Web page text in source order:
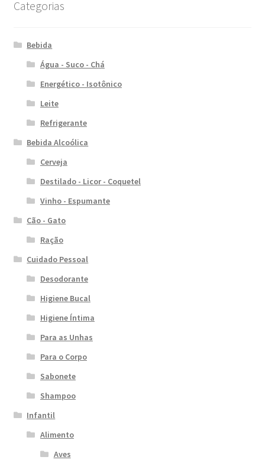
Categorias
Bebida
Água - Suco - Chá
Energético - Isotônico
Leite
Refrigerante
Bebida Alcoólica
Cerveja
Destilado - Licor - Coquetel
Vinho - Espumante
Cão - Gato
Ração
Cuidado Pessoal
Desodorante
Higiene Bucal
Higiene Íntima
Para as Unhas
Para o Corpo
Sabonete
Shampoo
Infantil
Alimento
Aves